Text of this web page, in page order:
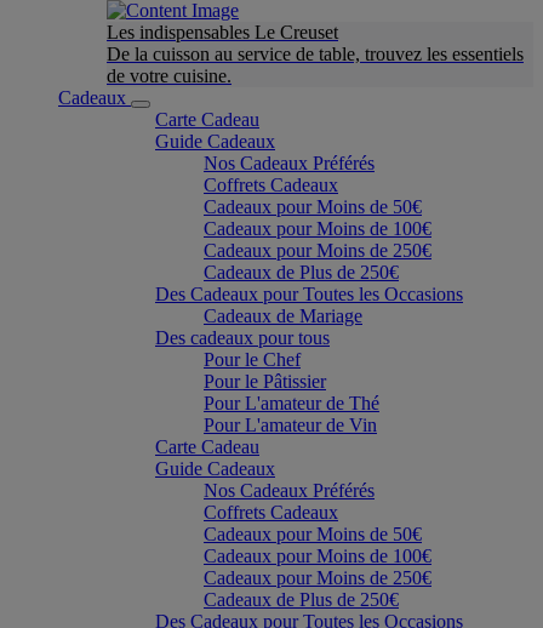
Les indispensables Le Creuset
De la cuisson au service de table, trouvez les essentiels
de votre cuisine.
Cadeaux
Carte Cadeau
Guide Cadeaux
Nos Cadeaux Préférés
Coffrets Cadeaux
Cadeaux pour Moins de 50€
Cadeaux pour Moins de 100€
Cadeaux pour Moins de 250€
Cadeaux de Plus de 250€
Des Cadeaux pour Toutes les Occasions
Cadeaux de Mariage
Des cadeaux pour tous
Pour le Chef
Pour le Pâtissier
Pour L'amateur de Thé
Pour L'amateur de Vin
Carte Cadeau
Guide Cadeaux
Nos Cadeaux Préférés
Coffrets Cadeaux
Cadeaux pour Moins de 50€
Cadeaux pour Moins de 100€
Cadeaux pour Moins de 250€
Cadeaux de Plus de 250€
Des Cadeaux pour Toutes les Occasions